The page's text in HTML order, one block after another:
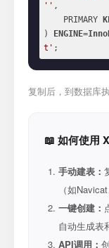
'' ,
    PRIMARY
)
ENGINE=
t' ;
复制后，到数据库
📖 如何使用
手动建表：
（如
一键创建：
自动生成表
API调用：